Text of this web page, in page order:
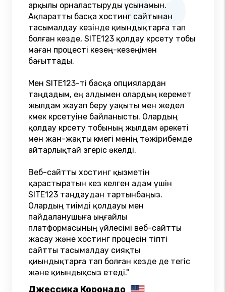
арқылы орналастыруды ұсынамын.
Ақпаратты басқа хостинг сайтынан
тасымалдау кезінде қиындықтарға тап
болған кезде, SITE123 қолдау көрсету тобы
маған процесті кезең-кезеңімен
бағыттады.
Мен SITE123-ті басқа опциялардан
таңдадым, ең алдымен олардың керемет
жылдам жауап беру уақыты мен жедел
көмек көрсетуіне байланысты. Олардың
қолдау көрсету тобының жылдам әрекеті
мен жан-жақты көмегі менің тәжірибемде
айтарлықтай өзгеріс әкелді.
Веб-сайтты хостинг қызметін
қарастыратын кез келген адам үшін
SITE123 таңдаудан тартынбаңыз.
Олардың тиімді қолдауы мен
пайдаланушыға ыңғайлы
платформасының үйлесімі веб-сайтты
жасау және хостинг процесін тіпті
сайтты тасымалдау сияқты
қиындықтарға тап болған кезде де тегіс
және қиындықсыз етеді."
Джессика Коронадо